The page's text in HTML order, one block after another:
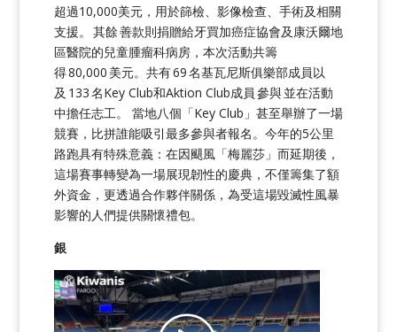
超過10,000美元，用於篩檢、影像檢查、手術及相關
支援。 其餘 善款則捐贈給牙買加癌症協會及康沃爾地
區醫院的兒童腫瘤科病房，本次活動共籌
得 80,000 美元。共有 69 名基瓦尼斯俱樂部成員以
及 133 名Key Club和Aktion Club成員 參與 並在活動
中擔任志工。 當地八個「Key Club」甚至舉辦了一場
競賽，比拼誰能吸引最多參與者報名。今年的5公里
路跑具有特殊意義：在因颶風「梅麗莎」而延期後，
這場賽事轉變為一場展現韌性的慶典，不僅籌集了額
外資金，更透過合作夥伴關係，為受這場毀滅性風暴
影響的人們提供關懷禮包。
銀